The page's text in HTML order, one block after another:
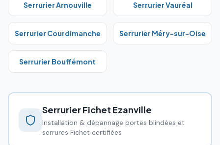
SerrurierArnouville SerrurierVauréal
Serrurier Courdimanche Serrurier Méry-sur-Oise
Serrurier Bouffémont
Serrurier Fichet Ezanville
Installation & dépannage portes blindées et
serrures Fichet certifiées